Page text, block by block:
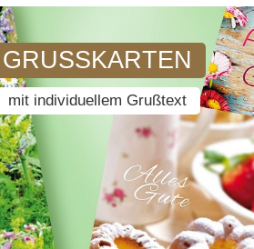
GRUSSKARTEN
mit individuellem Grußtext